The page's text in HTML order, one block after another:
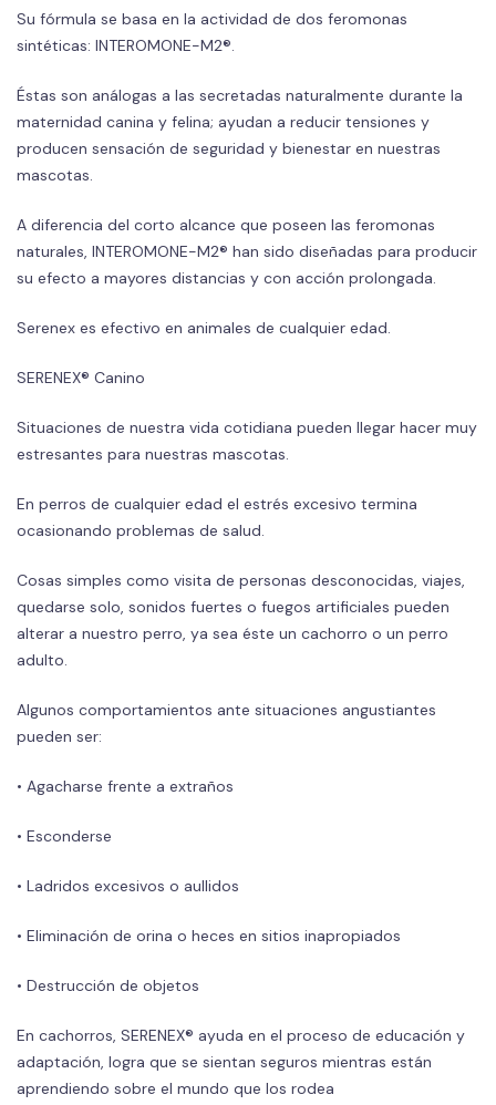
Su fórmula se basa en la actividad de dos feromonas
sintéticas: INTEROMONE-M2®.
Éstas son análogas a las secretadas naturalmente durante la
maternidad canina y felina; ayudan a reducir tensiones y
producen sensación de seguridad y bienestar en nuestras
mascotas.
A diferencia del corto alcance que poseen las feromonas
naturales, INTEROMONE-M2® han sido diseñadas para producir
su efecto a mayores distancias y con acción prolongada.
Serenex es efectivo en animales de cualquier edad.
SERENEX® Canino
Situaciones de nuestra vida cotidiana pueden llegar hacer muy
estresantes para nuestras mascotas.
En perros de cualquier edad el estrés excesivo termina
ocasionando problemas de salud.
Cosas simples como visita de personas desconocidas, viajes,
quedarse solo, sonidos fuertes o fuegos artificiales pueden
alterar a nuestro perro, ya sea éste un cachorro o un perro
adulto.
Algunos comportamientos ante situaciones angustiantes
pueden ser:
• Agacharse frente a extraños
• Esconderse
• Ladridos excesivos o aullidos
• Eliminación de orina o heces en sitios inapropiados
• Destrucción de objetos
En cachorros, SERENEX® ayuda en el proceso de educación y
adaptación, logra que se sientan seguros mientras están
aprendiendo sobre el mundo que los rodea